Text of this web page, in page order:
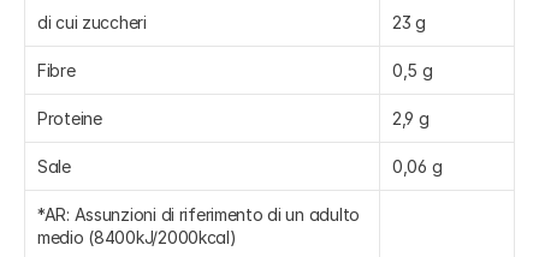
di cui zuccheri 23 g
Fibre 0,5 g
Proteine 2,9 g
Sale 0,06 g
*AR: Assunzioni di riferimento di un adulto
medio (8400kJ/2000kcal)